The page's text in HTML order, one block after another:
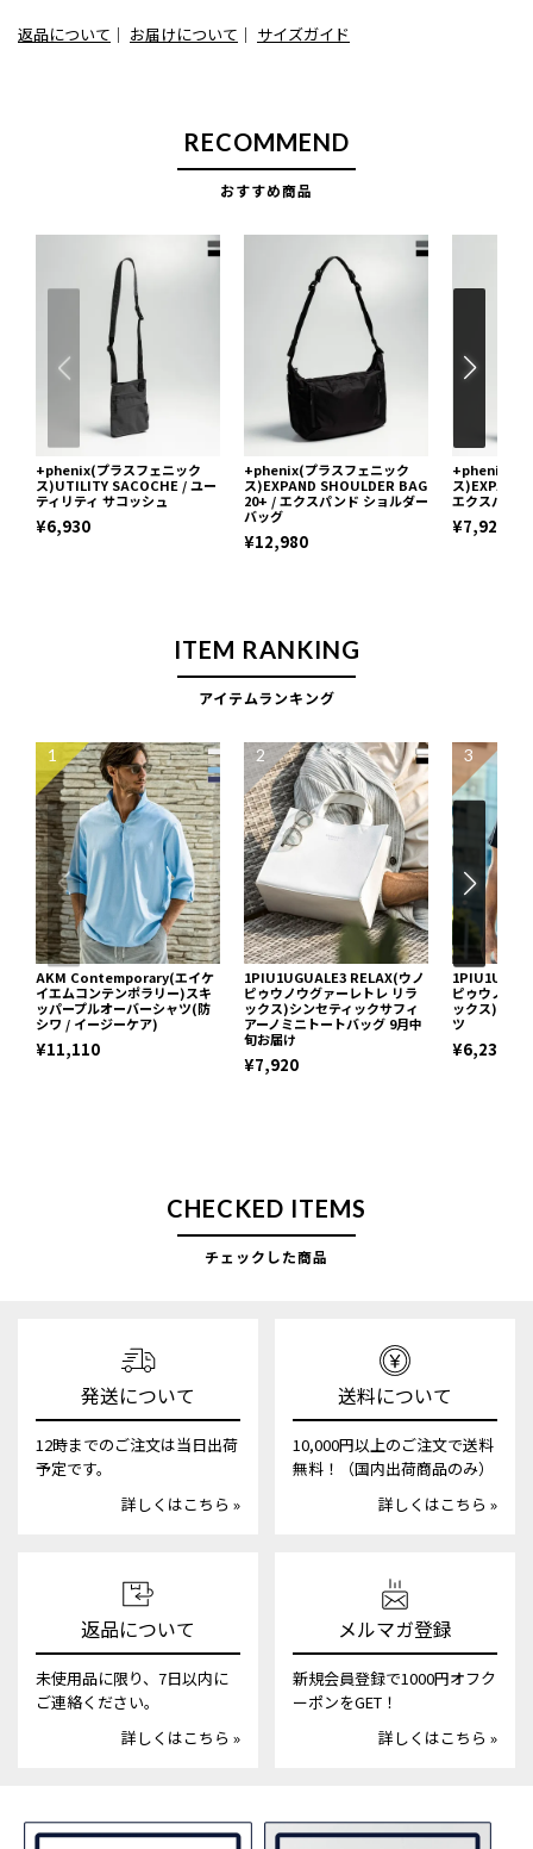
返品について ｜ お届けについて ｜ サイズガイド
RECOMMEND
おすすめ商品
+phenix(プラスフェニック
ス)UTILITY SACOCHE / ユー
ティリティ サコッシュ
¥6,930
+phenix(プラスフェニック
ス)EXPAND SHOULDER BAG
20+ / エクスパンド ショルダー
バッグ
¥12,980
+phenix(プ
ス)EXPAND
エクスパン
¥7,920
ITEM RANKING
アイテムランキング
1
AKM Contemporary(エイケ
イエムコンテンポラリー)スキ
ッパープルオーバーシャツ(防
シワ / イージーケア)
¥11,110
2
1PIU1UGUALE3 RELAX(ウノ
ピゥウノウグァーレトレ リラ
ックス)シンセティックサフィ
アーノミニトートバッグ 9月中
旬お届け
¥7,920
3
ピゥウノウ
ックス)ネッ
ツ
¥6,237
CHECKED ITEMS
チェックした商品
発送について
12時までのご注文は当日出荷
予定です。
詳しくはこちら »
送料について
10,000円以上のご注文で送料
無料！（国内出荷商品のみ）
詳しくはこちら »
返品について
未使用品に限り、7日以内に
ご連絡ください。
詳しくはこちら »
メルマガ登録
新規会員登録で1000円オフク
ーポンをGET！
詳しくはこちら »